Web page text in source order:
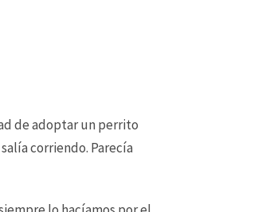
de adoptar un perrito
corriendo. Parecía